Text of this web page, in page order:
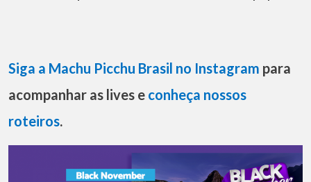
Siga a Machu Picchu Brasil no Instagram para
acompanhar as lives e conheça nossos
roteiros.